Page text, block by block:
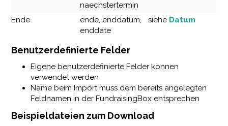
naechstertermin
Ende
ende, enddatum,
enddate
siehe Datum
Benutzerdefinierte Felder
Eigene benutzerdefinierte Felder können
verwendet werden
Name beim Import muss dem bereits angelegten
Feldnamen in der FundraisingBox entsprechen
Beispieldateien zum Download